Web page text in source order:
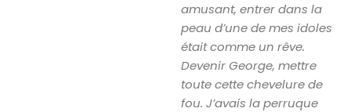
amusant, entrer dans la
peau d’une de mes idoles
était comme un rêve.
Devenir George, mettre
toute cette chevelure de
fou. J’avais la perruque